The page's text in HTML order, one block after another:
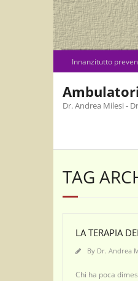
Skip
to
content
Innanzitutto
Dr. Andrea Milesi -
TAG
LA TERAPIA
By Dr. Andrea
Chi ha poca